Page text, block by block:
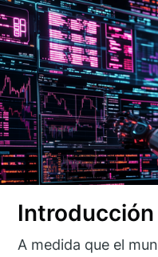
Introducción
A medida que el